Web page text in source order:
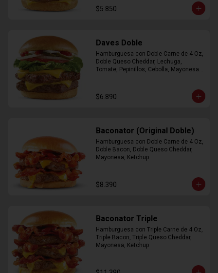
$5.850
Daves Doble
Hamburguesa con Doble Carne de 4 Oz,
Doble Queso Cheddar, Lechuga,
Tomate, Pepinillos, Cebolla, Mayonesa,
$6.890
Baconator (Original Doble)
Hamburguesa con Doble Carne de 4 Oz,
Doble Bacon, Doble Queso Cheddar,
Mayonesa, Ketchup
$8.390
Baconator Triple
Hamburguesa con Triple Carne de 4 Oz,
Triple Bacon, Triple Queso Cheddar,
Mayonesa, Ketchup